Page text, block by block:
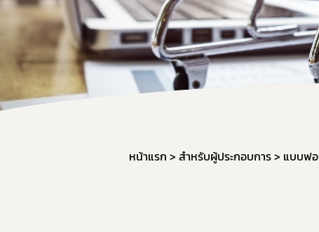
รับสมัครงาน
สำหรับเจ้า
จองห้องปร
หน้าแรก สำหรับผู้ประกอบการ แบบฟ